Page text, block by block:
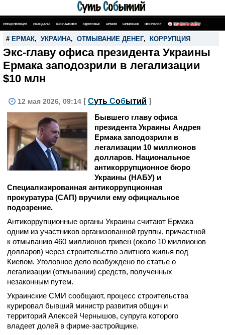
СПЕЦОПЕРАЦИЯ СКАНДАЛЫ ШОУ-БИЗНЕС ЗДОРОВЬЕ АРМИЯ ШПИОНАЖ НЕКРОЛОГ ПОИСК ПО САЙТУ
# ЕРМАК, УКРАИНА, ОТМЫВАНИЕ ДЕНЕГ, КОРРУПЦИЯ
Экс-главу офиса президента Украины
Ермака заподозрили в легализации
$10 млн
12 мая 2026, 09:14 [ Суть Событий ]
Бывшего главу офиса
президента Украины Андрея
Ермака заподозрили в
легализации 10 миллионов
долларов. Национальное
антикоррупционное бюро
Украины (НАБУ) и
Специализированная антикоррупционная
прокуратура (САП) вручили ему официальное
подозрение.
Антикоррупционные органы Украины считают Ермака
одним из участников организованной группы, причастной
к отмыванию 460 миллионов гривен (около 10 миллионов
долларов) через строительство элитного жилья под
Киевом. Уголовное дело возбуждено по статье о
легализации (отмывании) средств, полученных
незаконным путем.
Украинские СМИ сообщают, процесс строительства
курировал бывший министр развития общин и
территорий Алексей Чернышов, супруга которого
владеет долей в фирме-застройщике.